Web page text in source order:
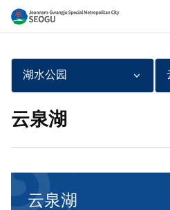
전
남
云泉湖
湖水公园
云泉湖